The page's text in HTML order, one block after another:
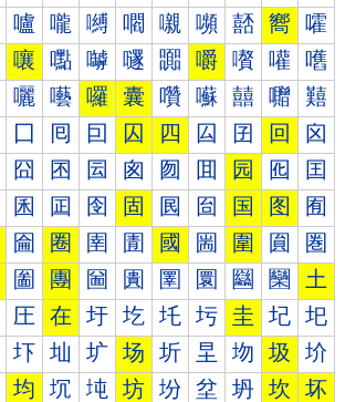
嚧 嚨 嚩 嚪 嚫 嚬 嚭 嚮 嚯
嚷 嚸 嚹 嚺 嚻 嚼 嚽 嚾 嚿
囇 囈 囉 囊 囋 囌 囍 囎 囏
囗 囘 囙 囚 四 囜 囝 回 囟
囧 囨 囩 囪 囫 囬 园 囮 囯
囷 囸 囹 固 囻 囼 国 图 囿
圇 圈 圉 圊 國 圌 圍 圎 圏
圗 團 圙 圚 圛 圜 圝 圞 土
圧 在 圩 圪 圫 圬 圭 圮 圯
圷 圸 圹 场 圻 圼 圽 圾 圿
均 坈 坉 坊 坋 坌 坍 坎 坏